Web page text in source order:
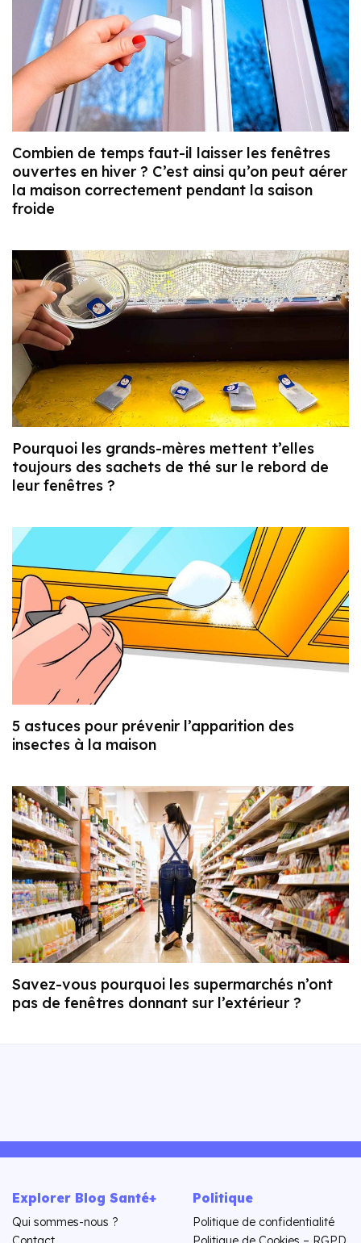
Combien de temps faut-il laisser les fenêtres
ouvertes en hiver ? C’est ainsi qu’on peut aérer
la maison correctement pendant la saison
froide
Pourquoi les grands-mères mettent t’elles
toujours des sachets de thé sur le rebord de
leur fenêtres ?
5 astuces pour prévenir l’apparition des
insectes à la maison
Savez-vous pourquoi les supermarchés n’ont
pas de fenêtres donnant sur l’extérieur ?
Explorer Blog Santé+
Qui sommes-nous ?
Politique
Politique de confidentialité